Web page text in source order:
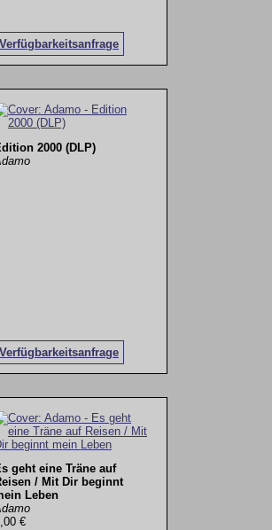
Verfügbarkeitsanfrage
2000 (DLP)
Verfügbarkeitsanfrage
geht eine Träne auf
/ Mit Dir beginnt
Leben
€